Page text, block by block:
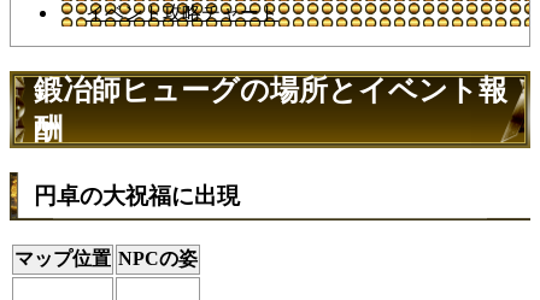
イベント攻略チャート
鍛冶師ヒューグの場所とイベント報
酬
円卓の大祝福に出現
マップ位置 NPCの姿